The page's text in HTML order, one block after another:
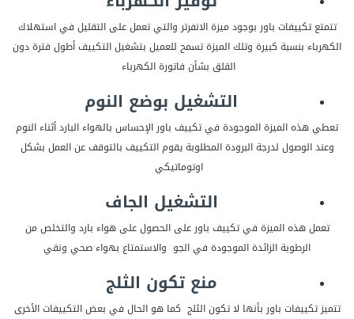
تتمتع تكييفات باور بوجود ميزة الانفرتر والتي تعمل على التقليل في استهلاك
الكهرباء بنسبة كبيرة وتلك الميزة تسمح للعميل بتشغيل التكييف أطول فترة دون
القلق بشأن فاتورة الكهرباء
التشغيل بوضع النوم
تعطي هذه الميزة الموجودة في تكييف باور الإحساس بالهواء البارد أثناء النوم
وعند الوصول لدرجة البرودة المطلوبة يقوم التكييف بالتوقف عن العمل بشكل
اوتوماتيكي
التشغيل الجاف
تعمل هذه الميزة في تكييف باور على الحصول على هواء بارد والتخلص من
الرطوبة الزائدة الموجودة في الجو والاستمتاع بهواء صحي ونقي
منع تكون الثلج
تتميز تكييفات باور بأنها لا تكون الثلج كما هو الحال في بعض التكييفات الأخرى